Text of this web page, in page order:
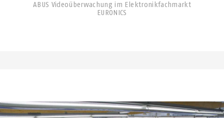
ABUS Videoüberwachung im Elektronikfachmarkt
EURONICS